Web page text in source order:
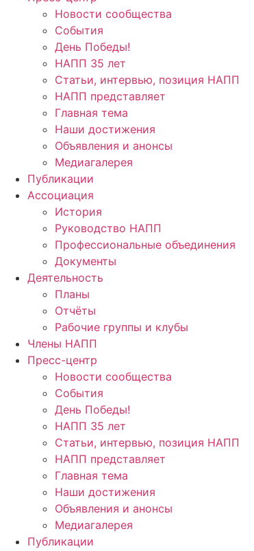
Новости сообщества
События
День Победы!
НАПП 35 лет
Статьи, интервью, позиция НАПП
НАПП представляет
Главная тема
Наши достижения
Объявления и анонсы
Медиагалерея
Публикации
Ассоциация
История
Руководство НАПП
Профессиональные объединения
Документы
Деятельность
Планы
Отчёты
Рабочие группы и клубы
Члены НАПП
Пресс-центр
Новости сообщества
События
День Победы!
НАПП 35 лет
Статьи, интервью, позиция НАПП
НАПП представляет
Главная тема
Наши достижения
Объявления и анонсы
Медиагалерея
Публикации